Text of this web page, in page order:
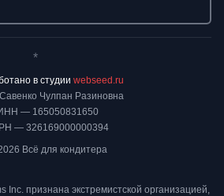
Чулпан Разиновна
— 165050831650
— 326169000000394
Всё для кондитера
*
в студии webseed.ru
Inc. признана экстремистской организацией,